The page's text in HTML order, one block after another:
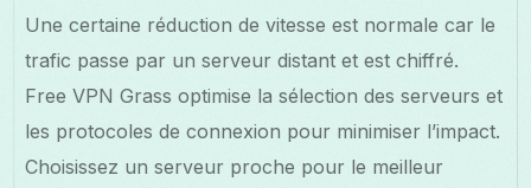
Une certaine réduction de vitesse est normale car le
trafic passe par un serveur distant et est chiffré.
Free VPN Grass optimise la sélection des serveurs et
les protocoles de connexion pour minimiser l’impact.
Choisissez un serveur proche pour le meilleur